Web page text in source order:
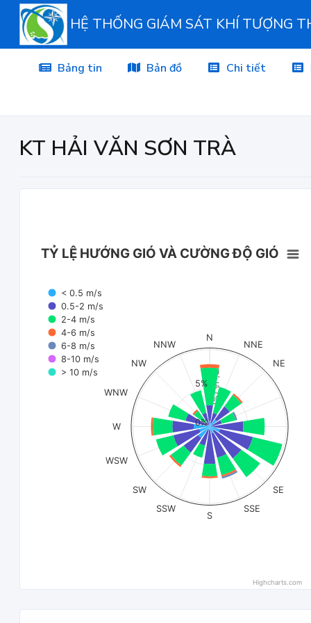
HỆ THỐNG GIÁM SÁT KHÍ TƯỢNG
Bảng tin Bản đồ Chi tiết
KT HẢI VĂN SƠN TRÀ
Tỷ lệ (%)
TỶ LỆ HƯỚNG GIÓ VÀ CƯỜNG ĐỘ GIÓ
< 0.5 m/s
0.5-2 m/s
2-4 m/s
4-6 m/s
6-8 m/s
8-10 m/s
> 10 m/s
N
NNE
NE
SE
SSE
S
SSW
SW
WSW
W
WNW
NW
NNW
0%
5%
Highcharts.com